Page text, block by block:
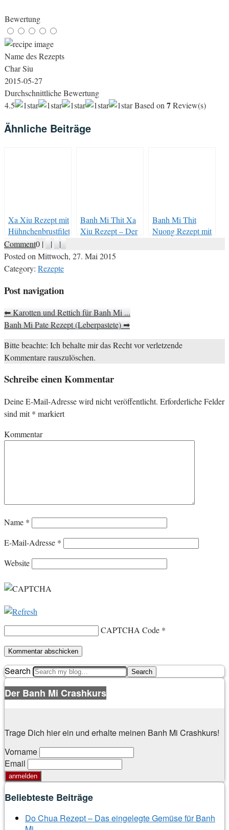
Bewertung
Name des Rezepts
Char Siu
2015-05-27
Durchschnittliche Bewertung
4.5
Based on 7Review(s)
Ähnliche Beiträge
Xa Xiu Rezept mit
Hühnchenbrustfilet
– BBQ Xa Xiu
Chicken
Banh Mi Thit Xa
Xiu Rezept – Der
Klassiker.
Banh Mi Thit
Nuong Rezept mit
Comment0 | |
|
Posted on Mittwoch, 27. Mai 2015
Category: Rezepte
Post navigation
⬅Karotten und Rettich für Banh Mi ...
Banh Mi Pate Rezept (Leberpastete)➡
Bitte beachte: Ich behalte mir das Recht vor verletzende
Kommentare rauszulöschen.
Schreibe einen Kommentar
Deine E-Mail-Adresse wird nicht veröffentlicht. Erforderliche Felder
sind mit* markiert
Kommentar
Name *
E-Mail-Adresse *
Website
CAPTCHA Code *
Search
Der Banh Mi Crashkurs
Trage Dich hier ein und erhalte meinen Banh Mi Crashkurs!
Vorname
Email
Beliebteste Beiträge
Do Chua Rezept – Das eingelegte Gemüse für Banh